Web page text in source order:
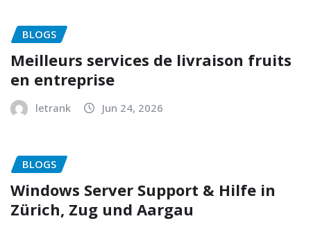
BLOGS
Meilleurs services de livraison fruits
en entreprise
letrank Jun 24, 2026
BLOGS
Windows Server Support & Hilfe in
Zürich, Zug und Aargau